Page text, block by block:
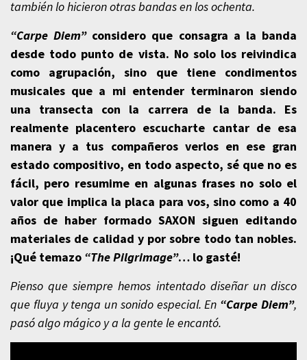
también lo hicieron otras bandas en los ochenta.
“Carpe Diem” considero que consagra a la banda
desde todo punto de vista. No solo los reivindica
como agrupación, sino que tiene condimentos
musicales que a mi entender terminaron siendo
una transecta con la carrera de la banda. Es
realmente placentero escucharte cantar de esa
manera y a tus compañeros verlos en ese gran
estado compositivo, en todo aspecto, sé que no es
fácil, pero resumime en algunas frases no solo el
valor que implica la placa para vos, sino como a 40
años de haber formado SAXON siguen editando
materiales de calidad y por sobre todo tan nobles.
¡Qué temazo “The Pilgrimage”… lo gasté!
Pienso que siempre hemos intentado diseñar un disco
que fluya y tenga un sonido especial. En “Carpe Diem”,
pasó algo mágico y a la gente le encantó.